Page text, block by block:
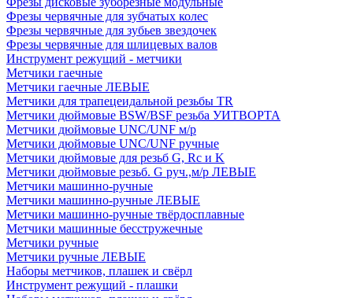
Фрезы червячные для зубчатых колес
Фрезы червячные для зубьев звездочек
Фрезы червячные для шлицевых валов
Инструмент режущий - метчики
Метчики гаечные
Метчики гаечные ЛЕВЫЕ
Метчики для трапецеидальной резьбы TR
Метчики дюймовые BSW/BSF резьба УИТВОРТА
Метчики дюймовые UNC/UNF м/р
Метчики дюймовые UNC/UNF ручные
Метчики дюймовые для резьб G, Rc и K
Метчики дюймовые резьб. G руч.,м/р ЛЕВЫЕ
Метчики машинно-ручные
Метчики машинно-ручные ЛЕВЫЕ
Метчики машинно-ручные твёрдосплавные
Метчики машинные бесстружечные
Метчики ручные
Метчики ручные ЛЕВЫЕ
Наборы метчиков, плашек и свёрл
Инструмент режущий - плашки